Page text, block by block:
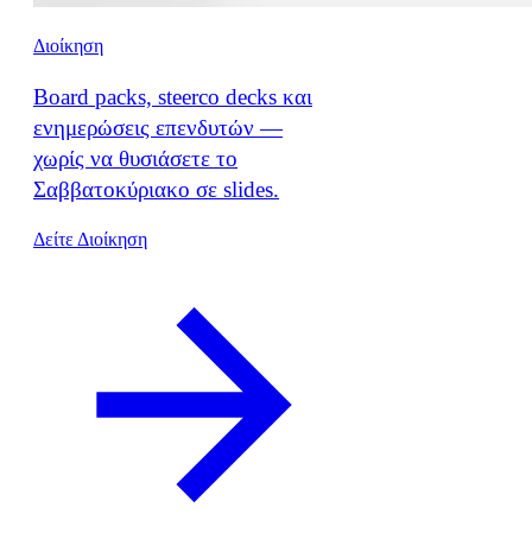
Διοίκηση
Board packs, steerco decks και
ενημερώσεις επενδυτών —
χωρίς να θυσιάσετε το
Σαββατοκύριακο σε slides.
Δείτε Διοίκηση